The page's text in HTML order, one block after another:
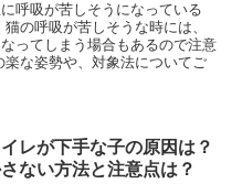
呼吸が苦しそうになっている
の呼吸が苦しそうな時には、
ってしまう場合もあるので注意
な姿勢や、対象法についてご
レが下手な子の原因は？
ない方法と注意点は？